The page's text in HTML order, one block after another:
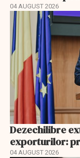
04 AUGUST 2026
Dezechilibre
exporturilor:
04 AUGUST 2026